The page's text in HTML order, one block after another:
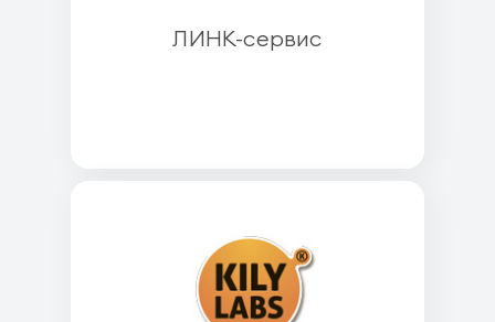
ЛИНК-сервис